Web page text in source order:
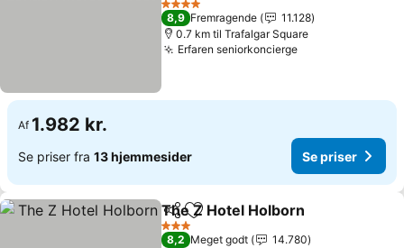
4 Stjerner
8,9 Fremragende
11.128
0.7 km til Trafalgar Square
Erfaren seniorkoncierge
Af 1.982 kr.
Se priser fra 13 hjemmesider Se priser
Del Føj til favoritter
The Z Hotel Holborn
3 Stjerner
8,2 Meget godt
14.780